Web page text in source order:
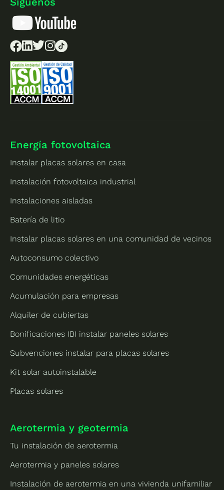
Energía fotovoltaica
Instalar placas solares en casa
Instalación fotovoltaica industrial
Instalaciones aisladas
Batería de litio
Instalar placas solares en una comunidad de vecinos
Autoconsumo colectivo
Comunidades energéticas
Acumulación para empresas
Alquiler de cubiertas
Bonificaciones IBI instalar paneles solares
Subvenciones instalar para placas solares
Kit solar autoinstalable
Placas solares
Aerotermia y geotermia
Tu instalación de aerotermia
Aerotermia y paneles solares
Instalación de aerotermia en una vivienda unifamiliar